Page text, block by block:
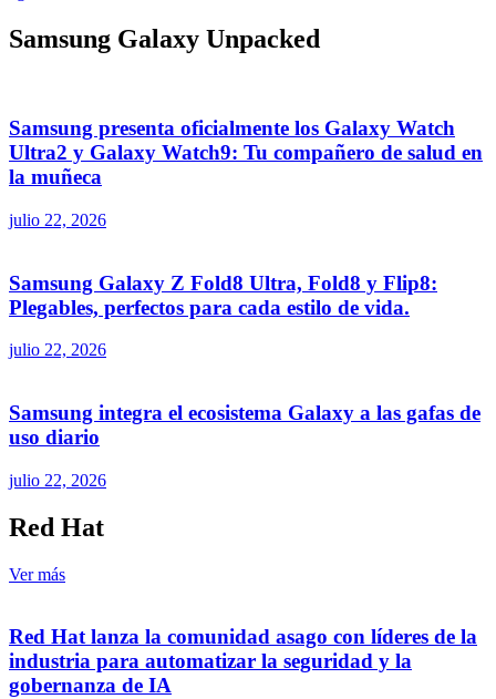
Samsung Galaxy Unpacked
Samsung presenta oficialmente los Galaxy Watch
Ultra2 y Galaxy Watch9: Tu compañero de salud en
la muñeca
julio 22, 2026
Samsung Galaxy Z Fold8 Ultra, Fold8 y Flip8:
Plegables, perfectos para cada estilo de vida.
julio 22, 2026
Samsung integra el ecosistema Galaxy a las gafas de
uso diario
julio 22, 2026
Red Hat
Ver más
Red Hat lanza la comunidad asago con líderes de la
industria para automatizar la seguridad y la
gobernanza de IA